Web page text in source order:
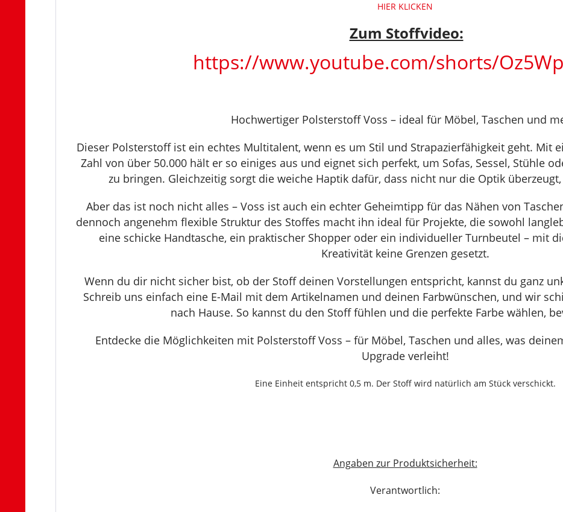
HIER KLICKEN
Zum Stoffvideo:
https://www.youtube.com/shorts/
Hochwertiger Polsterstoff Voss – ideal für Möbel, Taschen und
Dieser Polsterstoff ist ein echtes Multitalent, wenn es um Stil und Strapazierfähigkeit geht. Mit
Zahl von über 50.000 hält er so einiges aus und eignet sich perfekt, um Sofas, Sessel, Stühle
zu bringen. Gleichzeitig sorgt die weiche Haptik dafür, dass nicht nur die Optik
Aber das ist noch nicht alles – Voss ist auch ein echter Geheimtipp für das Nähen von
dennoch angenehm flexible Struktur des Stoffes macht ihn ideal für Projekte, die sowohl
eine schicke Handtasche, ein praktischer Shopper oder ein individueller Turnbeutel – mit
Kreativität keine Grenzen gesetzt.
Wenn du dir nicht sicher bist, ob der Stoff deinen Vorstellungen entspricht, kannst du ganz
Schreib uns einfach eine E-Mail mit dem Artikelnamen und deinen Farbwünschen, und wir
nach Hause. So kannst du den Stoff fühlen und die perfekte Farbe wählen,
Entdecke die Möglichkeiten mit Polsterstoff Voss – für Möbel, Taschen und alles, was
Upgrade verleiht!
Eine Einheit entspricht 0,5 m. Der Stoff wird natürlich am Stück verschickt.
Angaben zur Produktsicherheit:
Verantwortlich: